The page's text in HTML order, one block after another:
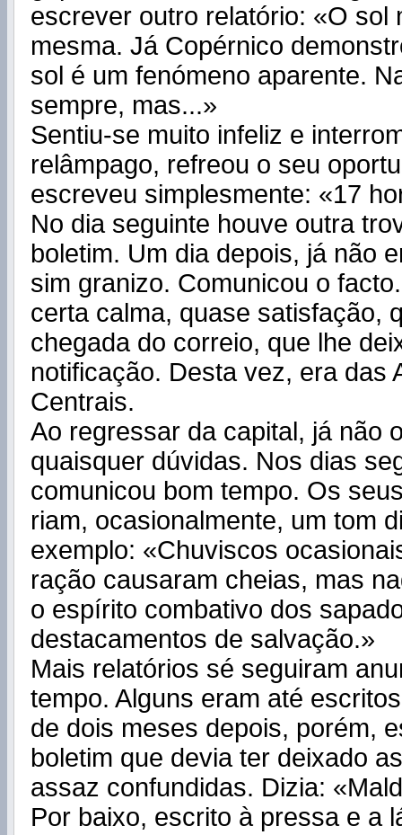
escrever outro relatório: «O sol
mesma. Já Copérnico
sol é um fenómeno aparente.
sempre, mas...»
Sentiu-se muito infeliz e
relâmpago, refreou o seu
escreveu simplesmente: «17
No dia seguinte houve outra
boletim. Um dia depois, já não
sim granizo. Comunicou o
certa calma, quase satisfação,
chegada do correio, que lhe
notificação. Desta vez, era das
Centrais.
Ao regressar da capital, já não
quaisquer dúvidas. Nos dias
comunicou bom tempo. Os
riam, ocasionalmente, um tom
exemplo: «Chuviscos
ração causaram cheias, mas
o espírito combativo dos
destacamentos de salvação.»
Mais relatórios sé seguiram
tempo. Alguns eram até
de dois meses depois, porém,
boletim que devia ter deixado
assaz confundidas. Dizia:
Por baixo, escrito à pressa e a